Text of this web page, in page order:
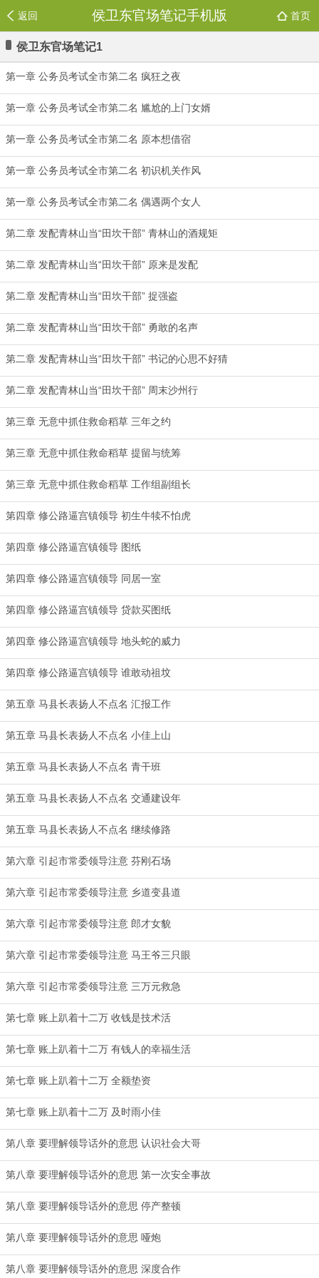
返回 侯卫东官场笔记手机版 首页
侯卫东官场笔记1
第一章 公务员考试全市第二名 疯狂之夜
第一章 公务员考试全市第二名 尴尬的上门女婿
第一章 公务员考试全市第二名 原本想借宿
第一章 公务员考试全市第二名 初识机关作风
第一章 公务员考试全市第二名 偶遇两个女人
第二章 发配青林山当“田坎干部” 青林山的酒规矩
第二章 发配青林山当“田坎干部” 原来是发配
第二章 发配青林山当“田坎干部” 捉强盗
第二章 发配青林山当“田坎干部” 勇敢的名声
第二章 发配青林山当“田坎干部” 书记的心思不好猜
第二章 发配青林山当“田坎干部” 周末沙州行
第三章 无意中抓住救命稻草 三年之约
第三章 无意中抓住救命稻草 提留与统筹
第三章 无意中抓住救命稻草 工作组副组长
第四章 修公路逼宫镇领导 初生牛犊不怕虎
第四章 修公路逼宫镇领导 图纸
第四章 修公路逼宫镇领导 同居一室
第四章 修公路逼宫镇领导 贷款买图纸
第四章 修公路逼宫镇领导 地头蛇的威力
第四章 修公路逼宫镇领导 谁敢动祖坟
第五章 马县长表扬人不点名 汇报工作
第五章 马县长表扬人不点名 小佳上山
第五章 马县长表扬人不点名 青干班
第五章 马县长表扬人不点名 交通建设年
第五章 马县长表扬人不点名 继续修路
第六章 引起市常委领导注意 芬刚石场
第六章 引起市常委领导注意 乡道变县道
第六章 引起市常委领导注意 郎才女貌
第六章 引起市常委领导注意 马王爷三只眼
第六章 引起市常委领导注意 三万元救急
第七章 账上趴着十二万 收钱是技术活
第七章 账上趴着十二万 有钱人的幸福生活
第七章 账上趴着十二万 全额垫资
第七章 账上趴着十二万 及时雨小佳
第八章 要理解领导话外的意思 认识社会大哥
第八章 要理解领导话外的意思 第一次安全事故
第八章 要理解领导话外的意思 停产整顿
第八章 要理解领导话外的意思 哑炮
第八章 要理解领导话外的意思 深度合作